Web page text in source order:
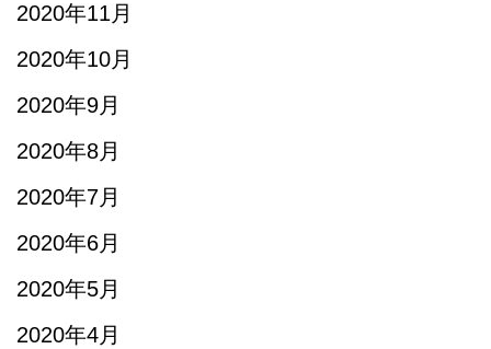
2020年11月
2020年10月
2020年9月
2020年8月
2020年7月
2020年6月
2020年5月
2020年4月